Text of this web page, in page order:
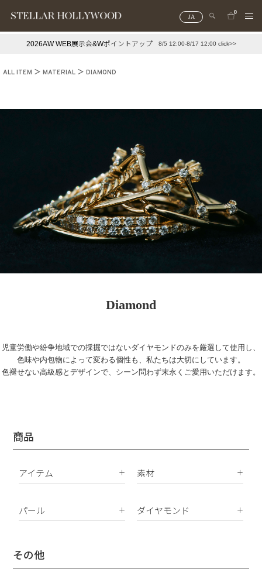
JA
0
#スタッフイチ押し（通勤パールアクセ）
2026AW WEB展示会&Wポイントアップ 8/5 12:00-8/17 12:00 click>>
ALL ITEM MATERIAL DIAMOND
Diamond
児童労働や紛争地域での採掘ではないダイヤモンドのみを厳選して使用し、
色味や内包物によって変わる個性も、私たちは大切にしています。
色褪せない高級感とデザインで、シーン問わず末永くご愛用いただけます。
商品
アイテム
イヤリング
ネックレス
素材
K10
サージカルステンレス
パール
南洋真珠
ダイヤモンド
その他